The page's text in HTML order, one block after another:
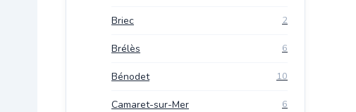
Briec 2
Brélès 6
Bénodet 10
Camaret-sur-Mer 6